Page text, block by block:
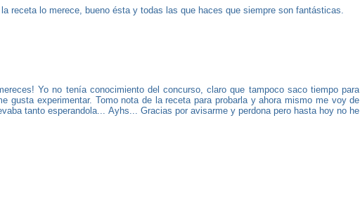
receta lo merece, bueno ésta y todas las que haces que siempre son fantásticas.
Yo no tenía conocimiento del concurso, claro que tampoco saco tiempo para
gusta experimentar. Tomo nota de la receta para probarla y ahora mismo me voy de
tanto esperandola... Ayhs... Gracias por avisarme y perdona pero hasta hoy no he